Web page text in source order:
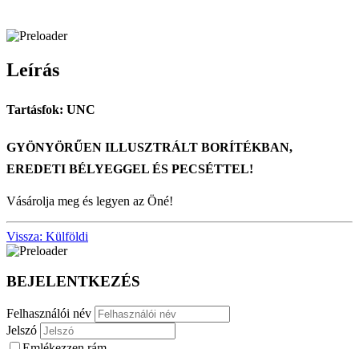
Leírás
Tartásfok: UNC
GYÖNYÖRŰEN ILLUSZTRÁLT BORÍTÉKBAN,
EREDETI BÉLYEGGEL ÉS PECSÉTTEL!
Vásárolja meg és legyen az Öné!
Vissza: Külföldi
BEJELENTKEZÉS
Felhasználói név
Jelszó